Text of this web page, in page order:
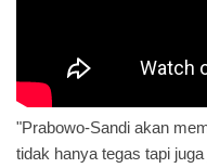
"Prabowo-Sandi akan
tidak hanya tegas tapi